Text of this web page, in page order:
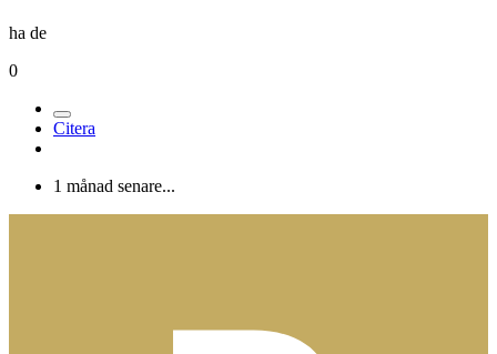
ha de
0
Citera
1 månad senare...